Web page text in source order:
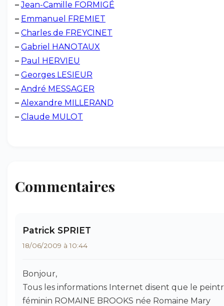
– Jean-Camille FORMIGÉ
– Emmanuel FREMIET
– Charles de FREYCINET
– Gabriel HANOTAUX
– Paul HERVIEU
– Georges LESIEUR
– André MESSAGER
– Alexandre MILLERAND
– Claude MULOT
Commentaires
Patrick SPRIET
18/06/2009 à 10:44
Bonjour,
Tous les informations Internet disent que le
féminin ROMAINE BROOKS née Romaine Mary